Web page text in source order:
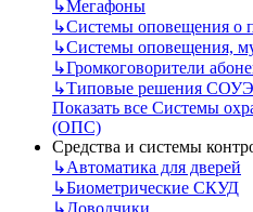
↳Мегафоны
↳Системы оповещения о
↳Системы оповещения,
↳Громкоговорители
↳Типовые решения СОУЭ
Показать все Системы
(ОПС)
Средства и системы
↳Автоматика для дверей
↳Биометрические СКУД
↳Доводчики